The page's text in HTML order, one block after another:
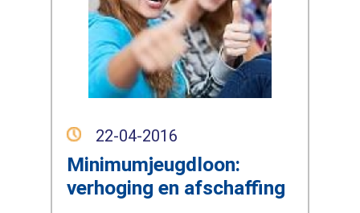
22-04-2016
Minimumjeugdloon:
verhoging en afschaffing